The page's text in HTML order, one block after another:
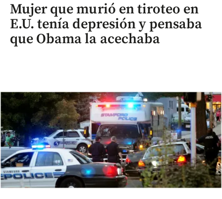
Mujer que murió en tiroteo en
E.U. tenía depresión y pensaba
que Obama la acechaba